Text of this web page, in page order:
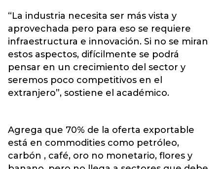
“La industria necesita ser más vista y
aprovechada pero para eso se requiere
infraestructura e innovación. Si no se miran
estos aspectos, difícilmente se podrá
pensar en un crecimiento del sector y
seremos poco competitivos en el
extranjero”, sostiene el académico.
Agrega que 70% de la oferta exportable
está en commodities como petróleo,
carbón , café, oro no monetario, flores y